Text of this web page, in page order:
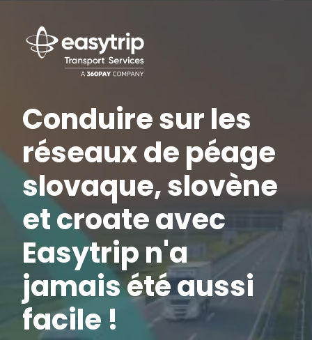
Conduire sur les
réseaux de péage
slovaque, slovène
et croate avec
Easytrip n'a
jamais été aussi
facile !